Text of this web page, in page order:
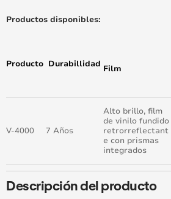
Productos disponibles:
Producto Durabillidad Film
V-4000 7 Años
Alto brillo, film
de vinilo fundido
retrorreflectant
e con prismas
integrados
Descripción del producto